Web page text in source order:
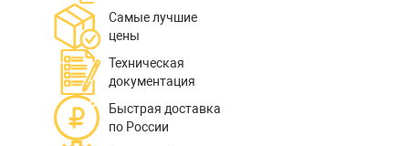
Самые лучшие
цены
Техническая
документация
Быстрая доставка
по России